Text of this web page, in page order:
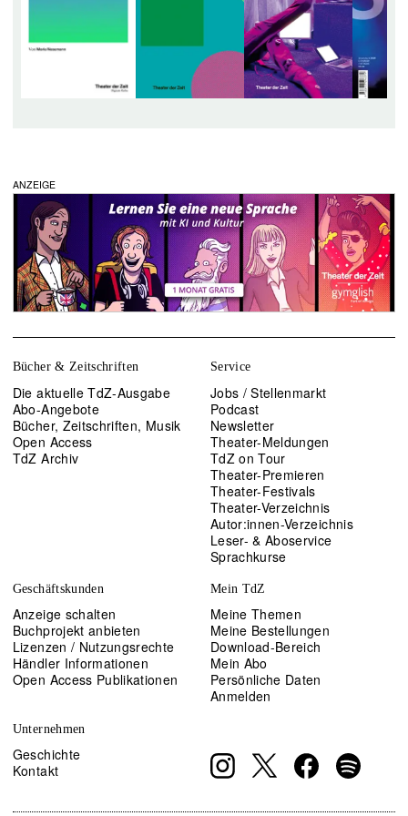
ANZEIGE
Bücher & Zeitschriften
Die aktuelle TdZ-Ausgabe
Abo-Angebote
Bücher, Zeitschriften, Musik
Open Access
TdZ Archiv
Service
Jobs / Stellenmarkt
Podcast
Newsletter
Theater-Meldungen
TdZ on Tour
Theater-Premieren
Theater-Festivals
Theater-Verzeichnis
Autor:innen-Verzeichnis
Leser- & Aboservice
Sprachkurse
Geschäftskunden
Anzeige schalten
Buchprojekt anbieten
Lizenzen / Nutzungsrechte
Händler Informationen
Open Access Publikationen
Mein TdZ
Meine Themen
Meine Bestellungen
Download-Bereich
Mein Abo
Persönliche Daten
Anmelden
Unternehmen
Geschichte
Kontakt